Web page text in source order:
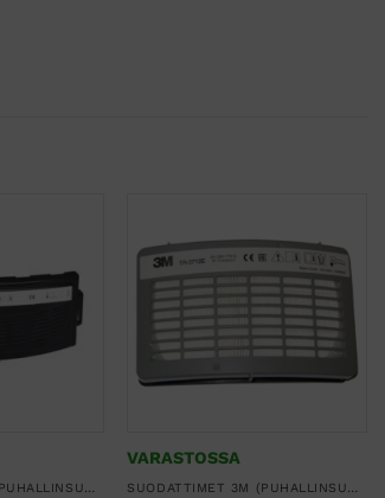
SUODATTIMET 3M (PUHALLINSUOJAIMET, KOKONAAMARIT JA PUOLINAAMARIT)
VARASTOSSA
SUODATTIMET 3M (PUHALLINSUOJAIMET, KOKONAAMARIT JA PUOLINAAMARIT)